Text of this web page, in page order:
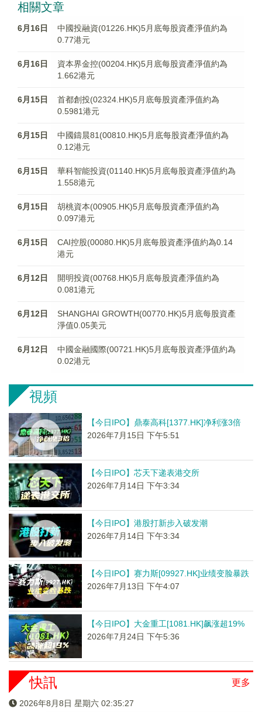
相關文章
6月16日
中國投融資(01226.HK)5月底每股資產淨值約為
0.77港元
6月16日
資本界金控(00204.HK)5月底每股資產淨值約為
1.662港元
6月15日
首都創投(02324.HK)5月底每股資產淨值約為
0.5981港元
6月15日
中國鑄晨81(00810.HK)5月底每股資產淨值約為
0.12港元
6月15日
華科智能投資(01140.HK)5月底每股資產淨值約為
1.558港元
6月15日
胡桃資本(00905.HK)5月底每股資產淨值約為
0.097港元
6月15日
CAI控股(00080.HK)5月底每股資產淨值約為0.14
港元
6月12日
開明投資(00768.HK)5月底每股資產淨值約為
0.081港元
6月12日
SHANGHAI GROWTH(00770.HK)5月底每股資產
淨值0.05美元
6月12日
中國金融國際(00721.HK)5月底每股資產淨值約為
0.02港元
視頻
【今日IPO】鼎泰高科[1377.HK]净利涨3倍
2026年7月15日 下午5:51
【今日IPO】芯天下递表港交所
2026年7月14日 下午3:34
【今日IPO】港股打新步入破发潮
2026年7月14日 下午3:34
【今日IPO】赛力斯[09927.HK]业绩变脸暴跌
2026年7月13日 下午4:07
【今日IPO】大金重工[1081.HK]飙涨超19%
2026年7月24日 下午5:36
更多
快訊
2026年8月8日 星期六 02:35:27